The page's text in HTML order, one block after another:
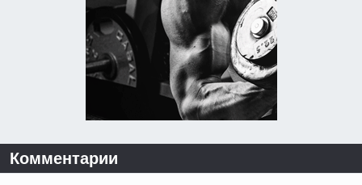
Комментарии